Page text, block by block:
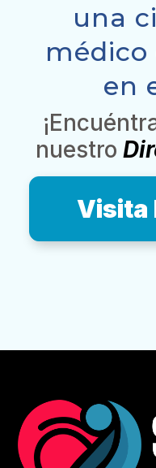
una
médico
en
nuestro
Visita